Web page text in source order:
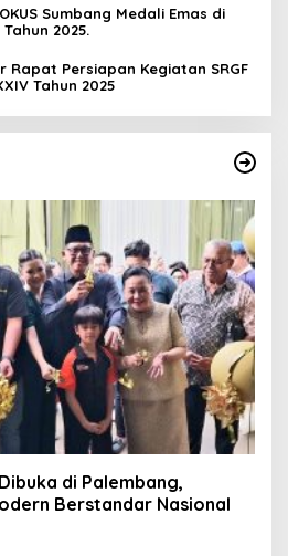
Sumbang Medali Emas di
2025.
Rapat Persiapan Kegiatan SRGF
Tahun 2025
di Palembang,
Berstandar Nasional